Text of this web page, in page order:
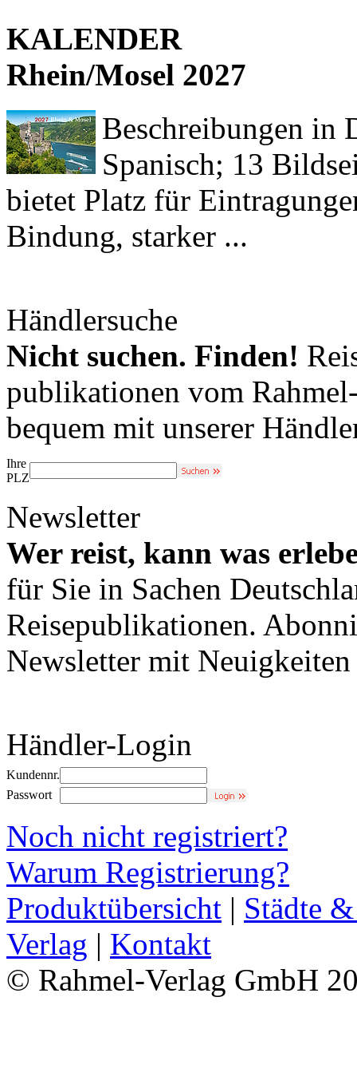
KALENDER
Rhein/Mosel 2027
Beschreibungen in
Spanisch; 13
bietet Platz für
Bindung, starker ...
Händlersuche
Nicht suchen. Finden!
publikationen vom
bequem mit unserer
Ihre
PLZ
Newsletter
Wer reist, kann was
für Sie in Sachen
Reisepublikationen.
Newsletter mit
Händler-Login
Kundennr.
Passwort
Noch nicht registriert?
Warum Registrierung?
Produktübersicht | Städte
Verlag | Kontakt
© Rahmel-Verlag GmbH